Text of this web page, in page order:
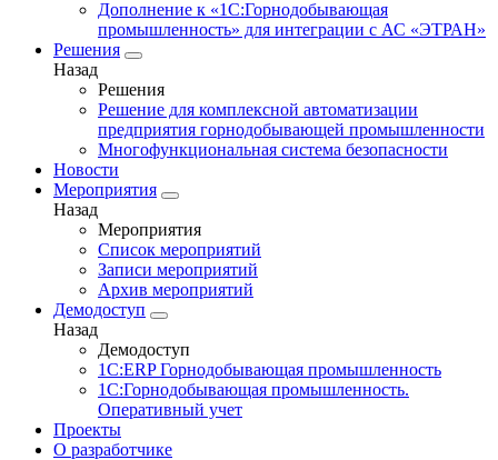
Дополнение к «1С:Горнодобывающая
промышленность» для интеграции с АС «ЭТРАН»
Решения
Назад
Решения
Решение для комплексной автоматизации
предприятия горнодобывающей промышленности
Многофункциональная система безопасности
Новости
Мероприятия
Назад
Мероприятия
Список мероприятий
Записи мероприятий
Архив мероприятий
Демодоступ
Назад
Демодоступ
1С:ERP Горнодобывающая промышленность
1С:Горнодобывающая промышленность.
Оперативный учет
Проекты
О разработчике